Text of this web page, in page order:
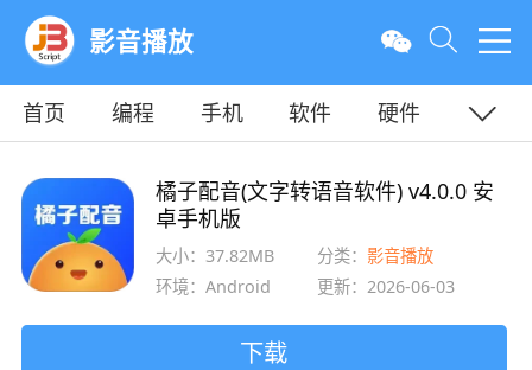
影音播放
首页 编程 手机 软件
硬件
橘子配音(文字转语音软件) v4.0.0 安
卓手机版
大小：37.82MB 分类：影音播放
环境：Android
更新：2026-06-03
下载